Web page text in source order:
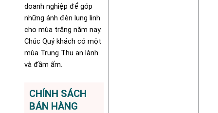
doanh nghiệp để góp
những ánh đèn lung linh
cho mùa trăng năm nay.
Chúc Quý khách có một
mùa Trung Thu an lành
và đầm ấm.
CHÍNH SÁCH
BÁN HÀNG